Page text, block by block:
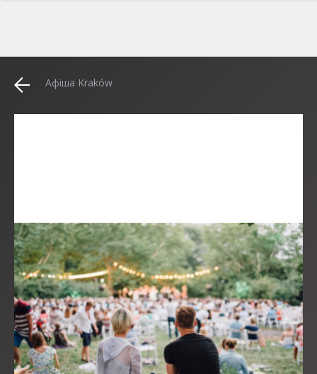
Афіша Kraków